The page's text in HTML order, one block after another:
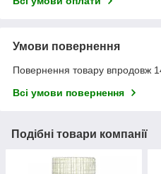
Умови повернення
Повернення товару впродовж
Всі умови повернення
Подібні товари компанії